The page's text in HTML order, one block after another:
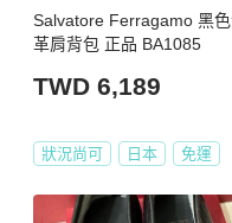
Salvatore Ferragamo 黑
革肩背包 正品 BA1085
TWD 6,189
狀況尚可 日本 免運